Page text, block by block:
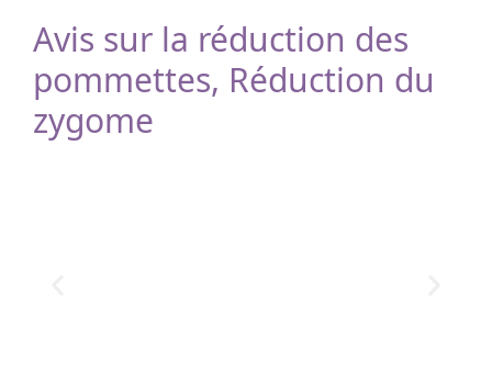
Avis sur la réduction des
pommettes, Réduction du
zygome